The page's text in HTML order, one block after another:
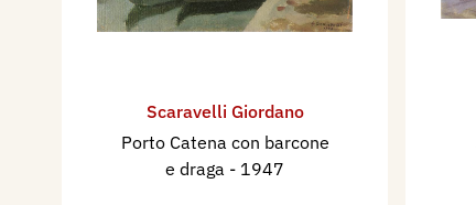
Scaravelli Giordano
Porto Catena con barcone
e draga - 1947